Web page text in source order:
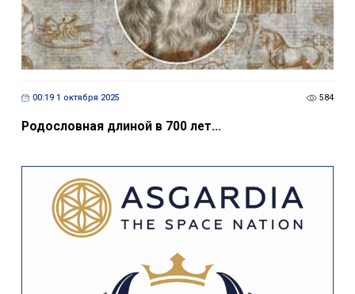
00:19 1 октября 2025 584
Родословная длиной в 700 лет...